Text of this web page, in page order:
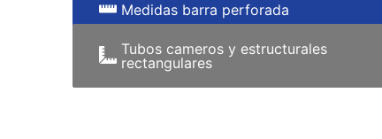
Medidas barra perforada
Tubos cameros y estructurales
rectangulares